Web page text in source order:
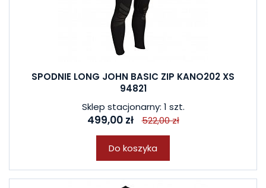
SPODNIE LONG JOHN BASIC ZIP KANO202 XS
94821
Sklep stacjonarny: 1 szt.
499,00 zł 522,00 zł
Do koszyka